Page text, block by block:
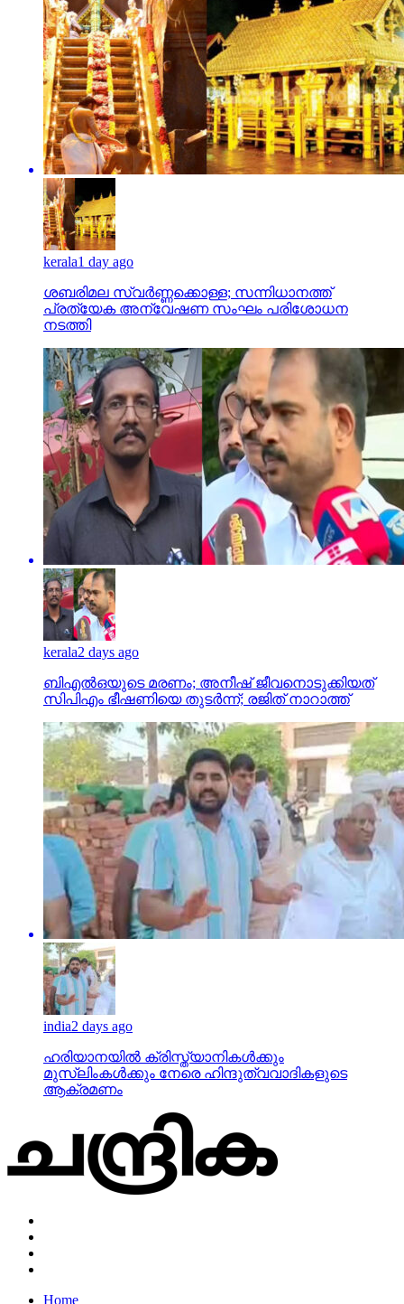
kerala1 day ago
ശബരിമല സ്വര്‍ണ്ണക്കൊള്ള; സന്നിധാനത്ത്
പ്രത്യേക അന്വേഷണ സംഘം പരിശോധന
നടത്തി
kerala2 days ago
ബിഎല്‍ഒയുടെ മരണം; അനീഷ് ജീവനൊടുക്കിയത്
സിപിഎം ഭീഷണിയെ തുടര്‍ന്ന്; രജിത് നാറാത്ത്
india2 days ago
ഹരിയാനയില്‍ ക്രിസ്ത്യാനികള്‍ക്കും
മുസ്‌ലിംകള്‍ക്കും നേരെ ഹിന്ദുത്വവാദികളുടെ
ആക്രമണം
Home